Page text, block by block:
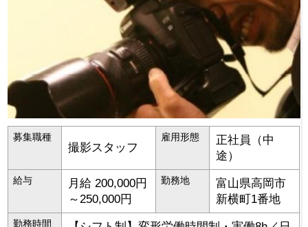
募集職種
撮影スタッフ
雇用形態
正社員（中
途）
給与
月給 200,000円
～250,000円
勤務地 富山県高岡市
新横町1番地
勤務時間